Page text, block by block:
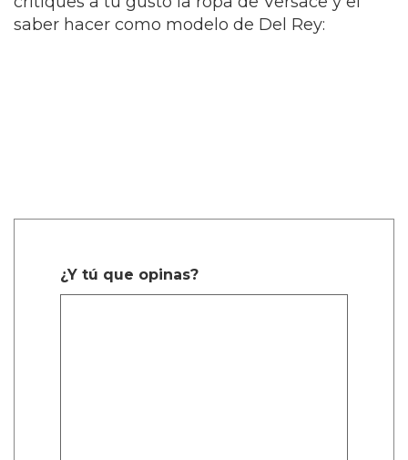
saber hacer como modelo de Del Rey:
¿Y tú que opinas?